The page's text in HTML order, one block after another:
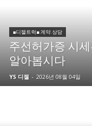
■디젤트럭■ 계약.상담
주선허가증 시
알아봅시다
YS 디젤 - 2026년 08월 04일